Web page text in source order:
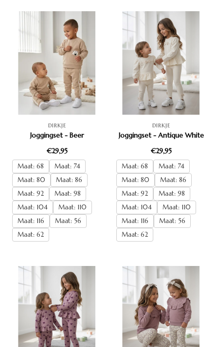
DIRKJE
Joggingset - Beer
€29,95
Maat: 68
Maat: 74
Maat: 80
Maat: 86
Maat: 92
Maat: 98
Maat: 104
Maat: 110
Maat: 116
Maat: 56
Maat: 62
DIRKJE
Joggingset - Antique White
€29,95
Maat: 68
Maat: 74
Maat: 80
Maat: 86
Maat: 92
Maat: 98
Maat: 104
Maat: 110
Maat: 116
Maat: 56
Maat: 62